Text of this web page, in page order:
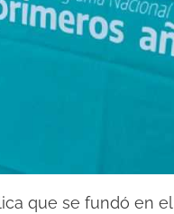
que se fundó en